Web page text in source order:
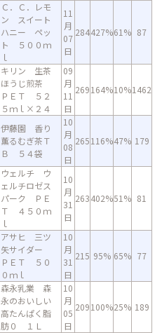
Ｃ．Ｃ．レモ
ン スイート
ハニー ペッ
ト ５００ｍ
ｌ
11
月
07
日
284427%61% 87
キリン 生茶
ほうじ煎茶
ＰＥＴ ５２
５ｍｌ×２４
09
月
11
日
269164%10%1462
伊藤園 香り
薫るむぎ茶Ｔ
Ｂ ５４袋
10
月
08
日
265116%47% 179
ウェルチ ウ
ェルチロゼス
パーク ＰＥ
Ｔ ４５０ｍ
ｌ
10
月
31
日
263402%51% 81
アサヒ 三ツ
矢サイダー
ＰＥＴ ５０
０ｍｌ
10
月
31
日
215 95% 65% 77
森永乳業 森
永のおいしい
高たんぱく脂
肪０ １Ｌ
10
月
05
日
209100%25% 189